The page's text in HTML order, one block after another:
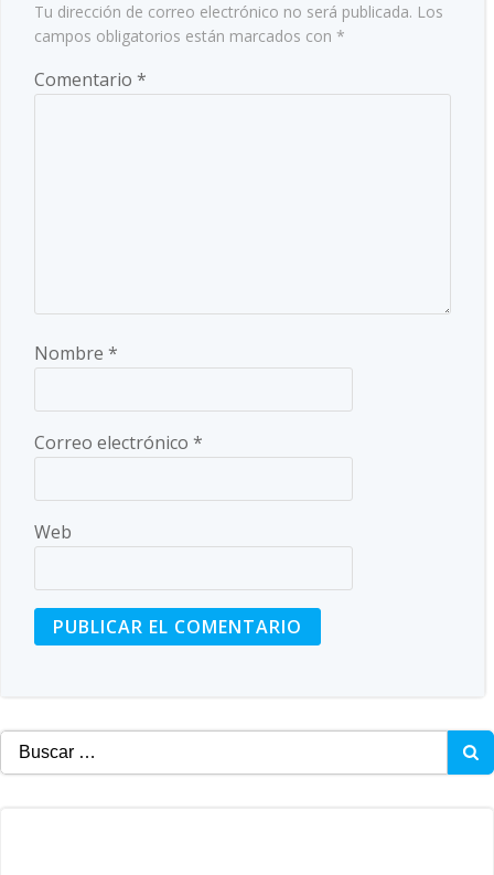
Tu dirección de correo electrónico no será publicada. Los
campos obligatorios están marcados con *
Comentario *
Nombre *
Correo electrónico *
Web
Buscar: